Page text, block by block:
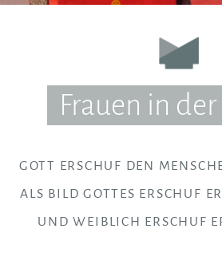
Frauen in
GOTT ERSCHUF DEN
ALS BILD GOTTES ERSCHUF
UND WEIBLICH ERSCHUF